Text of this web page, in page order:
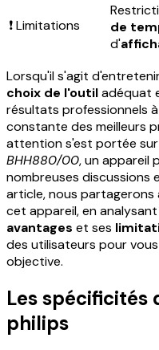
❗ Limitations
de
d'
Lorsqu'il s'agit
choix de l'outiladéquat
résultats professionnels
constante des meilleurs
attention s'est portée
BHH880/00, un appareil
nombreuses
article, nous partagerons
cet appareil, en analysant
avantages et ses
des utilisateurs pour
objective.
Les spécificités
philips